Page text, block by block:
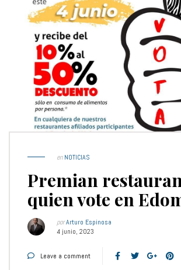
enNOTICIAS
Premian
quien vote en
porArturo Espinosa
4 junio, 2023
Leave a comment